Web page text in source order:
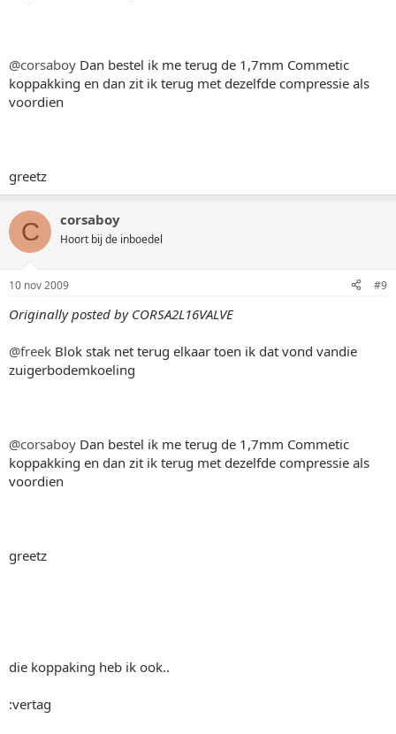
@corsaboy Dan bestel ik me terug de 1,7mm Commetic
koppakking en dan zit ik terug met dezelfde compressie als
voordien
greetz
C corsaboy
Hoort bij de inboedel
10 nov 2009 #9
Originally posted by CORSA2L16VALVE
@freek Blok stak net terug elkaar toen ik dat vond vandie
zuigerbodemkoeling
@corsaboy Dan bestel ik me terug de 1,7mm Commetic
koppakking en dan zit ik terug met dezelfde compressie als
voordien
greetz
die koppaking heb ik ook..
:vertag